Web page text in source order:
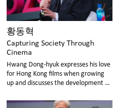
황동혁
Capturing Society Through
Cinema
Hwang Dong-hyuk expresses his love
for Hong Kong films when growing
up and discusses the development of